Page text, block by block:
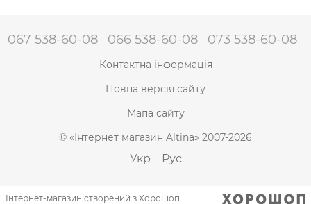
067 538-60-08 066 538-60-08 073 538-60-08
Контактна інформація
Повна версія сайту
Мапа сайту
© «Інтернет магазин Altina» 2007-2026
Укр Рус
Інтернет-магазин створений з Хорошоп